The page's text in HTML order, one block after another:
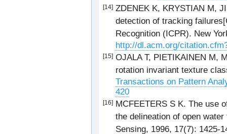
[14] ZDENEK K, KRYSTIAN M,
detection of tracking
Recognition (ICPR). New
http://dl.acm.org/
[15] OJALA T, PIETIKAINEN M,
rotation invariant texture
Transactions on Pattern
420
[16] MCFEETERS S K. The use
the delineation of open
Sensing, 1996, 17(7): 1425-